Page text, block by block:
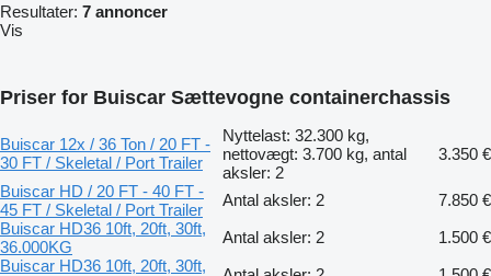
Resultater: 7 annoncer
Vis
Priser for Buiscar Sættevogne containerchassis
Buiscar 12x / 36 Ton / 20 FT -
30 FT / Skeletal / Port Trailer
Nyttelast: 32.300 kg,
nettovægt: 3.700 kg, antal
aksler: 2
3.350 €
Buiscar HD / 20 FT - 40 FT -
45 FT / Skeletal / Port Trailer
Antal aksler: 2
7.850 €
Buiscar HD36 10ft, 20ft, 30ft,
36.000KG
Antal aksler: 2
1.500 €
Buiscar HD36 10ft, 20ft, 30ft,